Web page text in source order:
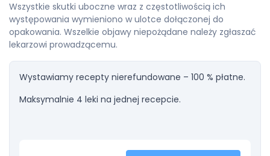
Wszystkie skutki uboczne wraz z częstotliwością ich
występowania wymieniono w ulotce dołączonej do
opakowania. Wszelkie objawy niepożądane należy zgłaszać
lekarzowi prowadzącemu.
Wystawiamy recepty nierefundowane – 100 % płatne.
Maksymalnie 4 leki na jednej recepcie.